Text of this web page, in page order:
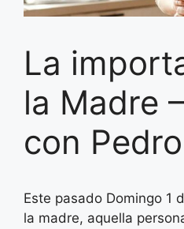
La
la Madre
con
Este pasado Domingo 1
la madre, aquella